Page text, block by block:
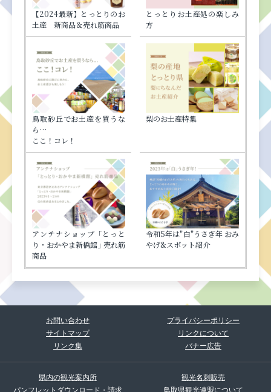
【2024最新】とっとりのお
土産 新商品＆売れ筋商品
とっとりお土産処の楽しみ
方
鳥取砂丘でお土産を買うな
ら…
ここ！コレ！
梨のお土産特集
アンテナショップ ｢とっと
り・おかやま新橋館｣ 売れ筋
商品
令和5年は"白"うさぎ年 おみ
やげ&スポット紹介
お問い合わせ
プライバシーポリシー
サイトマップ
リンクについて
リンク集
バナー広告
県内の観光案内所
観光名刺販売
パンフレットダウンロード・請求
鳥取県観光連盟について